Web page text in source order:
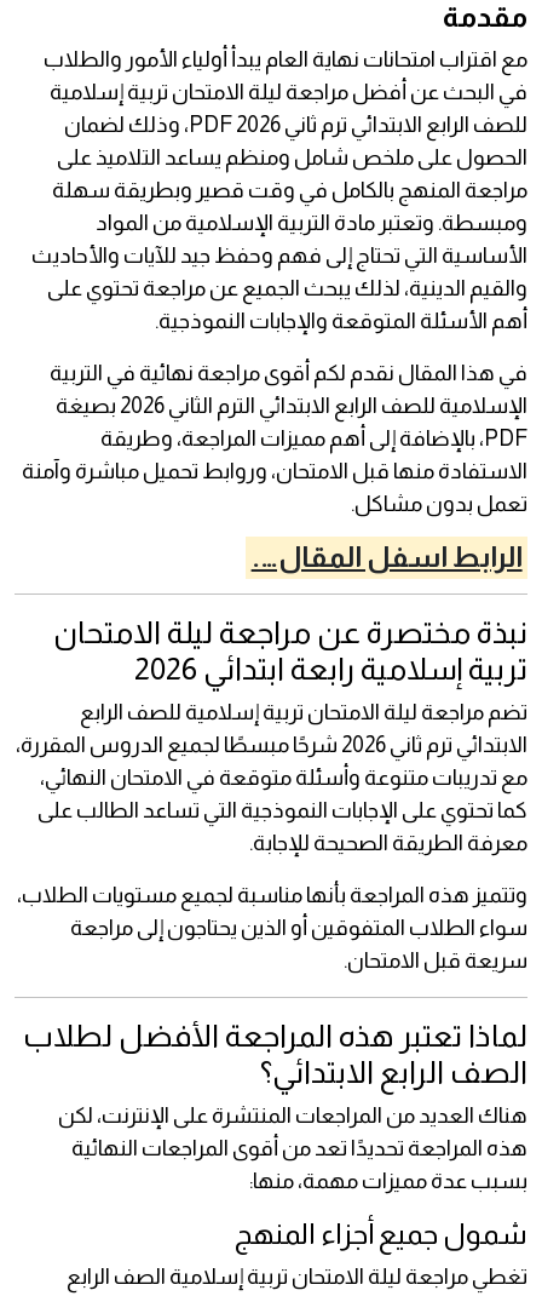
مقدمة
مع اقتراب امتحانات نهاية العام يبدأ أولياء الأمور والطلاب
في البحث عن أفضل مراجعة ليلة الامتحان تربية إسلامية
للصف الرابع الابتدائي ترم ثاني 2026 PDF، وذلك لضمان
الحصول على ملخص شامل ومنظم يساعد التلاميذ على
مراجعة المنهج بالكامل في وقت قصير وبطريقة سهلة
ومبسطة. وتعتبر مادة التربية الإسلامية من المواد
الأساسية التي تحتاج إلى فهم وحفظ جيد للآيات والأحاديث
والقيم الدينية، لذلك يبحث الجميع عن مراجعة تحتوي على
أهم الأسئلة المتوقعة والإجابات النموذجية.
في هذا المقال نقدم لكم أقوى مراجعة نهائية في التربية
الإسلامية للصف الرابع الابتدائي الترم الثاني 2026 بصيغة
PDF، بالإضافة إلى أهم مميزات المراجعة، وطريقة
الاستفادة منها قبل الامتحان، وروابط تحميل مباشرة وآمنة
تعمل بدون مشاكل.
الرابط اسفل المقال….
نبذة مختصرة عن مراجعة ليلة الامتحان
تربية إسلامية رابعة ابتدائي 2026
تضم مراجعة ليلة الامتحان تربية إسلامية للصف الرابع
الابتدائي ترم ثاني 2026 شرحًا مبسطًا لجميع الدروس المقررة،
مع تدريبات متنوعة وأسئلة متوقعة في الامتحان النهائي،
كما تحتوي على الإجابات النموذجية التي تساعد الطالب على
معرفة الطريقة الصحيحة للإجابة.
وتتميز هذه المراجعة بأنها مناسبة لجميع مستويات الطلاب،
سواء الطلاب المتفوقين أو الذين يحتاجون إلى مراجعة
سريعة قبل الامتحان.
لماذا تعتبر هذه المراجعة الأفضل لطلاب
الصف الرابع الابتدائي؟
هناك العديد من المراجعات المنتشرة على الإنترنت، لكن
هذه المراجعة تحديدًا تعد من أقوى المراجعات النهائية
بسبب عدة مميزات مهمة، منها:
شمول جميع أجزاء المنهج
تغطي مراجعة ليلة الامتحان تربية إسلامية الصف الرابع